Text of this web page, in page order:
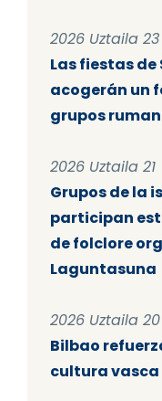
2026 Uztaila 23
Las fiestas de
acogerán un
grupos
2026 Uztaila 21
Grupos de la
participan
de folclore
Laguntasuna
2026 Uztaila 20
Bilbao
cultura vasca